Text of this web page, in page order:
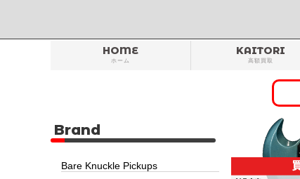
HOME
ホーム
KAITORI
高額買取
Brand
Bare Knuckle Pickups